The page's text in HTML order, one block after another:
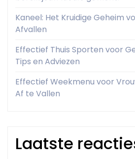
Kaneel: Het Kruidige Geheim
Afvallen
Effectief Thuis Sporten voor
Tips en Adviezen
Effectief Weekmenu voor
Af te Vallen
Laatste